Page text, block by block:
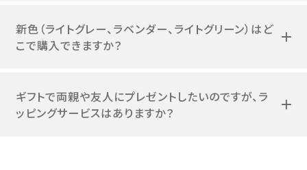
新色（ライトグレー、ラベンダー、ライトグリーン）はど
こで購入できますか？
ギフトで両親や友人にプレゼントしたいのですが、ラ
ッピングサービスはありますか？